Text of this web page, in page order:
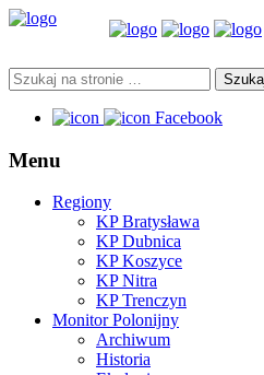
Facebook
Menu
Regiony
KP Bratysława
KP Dubnica
KP Koszyce
KP Nitra
KP Trenczyn
Monitor Polonijny
Archiwum
Historia